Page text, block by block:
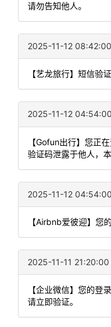
请勿告知他人。
2025-11-12 08:42:00
【艺龙旅行】短信验
2025-11-12 04:54:00
【Gofun出行】您正
验证码泄露于他人，
2025-11-12 04:54:00
【Airbnb爱彼迎】您
2025-11-11 21:20:00
【企业微信】您的登
请立即验证。